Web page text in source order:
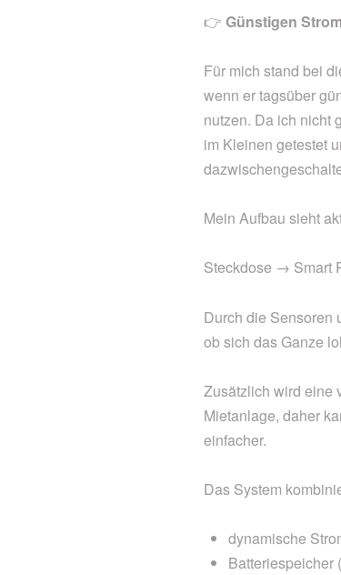
👉 Günstigen
Für mich stand bei
wenn er tagsüber
nutzen. Da ich nicht
im Kleinen getestet
Mein Aufbau sieht
Steckdose → Smart
Durch die Sensoren
ob sich das Ganze
Zusätzlich wird eine
Mietanlage, daher
einfacher.
Das System
dynamische
Batteriespeicher